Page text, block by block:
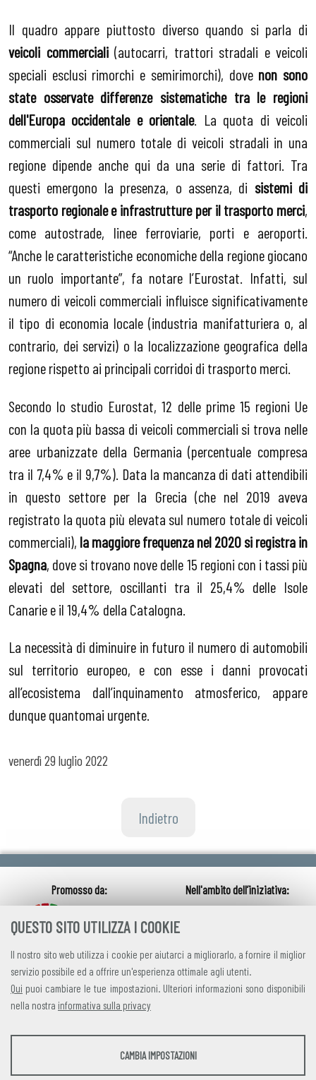
QUESTO SITO UTILIZZA I COOKIE
Il nostro sito web utilizza i cookie per aiutarci a migliorarlo, a fornire il miglior
servizio possibile ed a offrire un'esperienza ottimale agli utenti.
Qui puoi cambiare le tue impostazioni. Ulteriori informazioni sono disponibili
nella nostra informativa sulla privacy
STATISTICHE
CAMBIA IMPOSTAZIONI
Il quadro appare piuttosto diverso quando si parla di
veicoli commerciali(autocarri, trattori stradali e veicoli
speciali esclusi rimorchi e semirimorchi), dove non sono
state osservate differenze sistematiche tra le regioni
dell'Europa occidentale e orientale. La quota di veicoli
commerciali sul numero totale di veicoli stradali in una
regione dipende anche qui da una serie di fattori. Tra
questi emergono la presenza, o assenza, di sistemi di
trasporto regionale e infrastrutture per il trasporto merci,
come autostrade, linee ferroviarie, porti e aeroporti.
“Anche le caratteristiche economiche della regione giocano
un ruolo importante”, fa notare l’Eurostat. Infatti, sul
numero di veicoli commerciali influisce significativamente
il tipo di economia locale (industria manifatturiera o, al
contrario, dei servizi) o la localizzazione geografica della
regione rispetto ai principali corridoi di trasporto merci.
Secondo lo studio Eurostat, 12 delle prime 15 regioni Ue
con la quota più bassa di veicoli commerciali si trova nelle
aree urbanizzate della Germania (percentuale compresa
tra il 7,4% e il 9,7%). Data la mancanza di dati attendibili
in questo settore per la Grecia (che nel 2019 aveva
registrato la quota più elevata sul numero totale di veicoli
commerciali), la maggiore frequenza nel 2020 si registra in
Spagna, dove si trovano nove delle 15 regioni con i tassi più
elevati del settore, oscillanti tra il 25,4% delle Isole
Canarie e il 19,4% della Catalogna.
La necessità di diminuire in futuro il numero di automobili
sul territorio europeo, e con esse i danni provocati
all’ecosistema dall’inquinamento atmosferico, appare
dunque quantomai urgente.
venerdì 29 luglio 2022
Indietro
credits|privacy|contatti
Alleanza Italiana per lo Sviluppo Sostenibile
Via Farini 17, 00185 Roma C.F. 97893090585 P.IVA 14610671001